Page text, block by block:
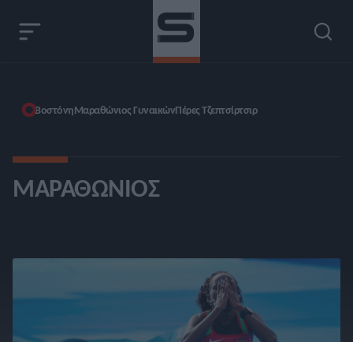
ΒοστόνηΜαραθώνιος ΓυναικώνΠέρες Τζεπτσίρτσιρ
ΜΑΡΑΘΏΝΙΟΣ